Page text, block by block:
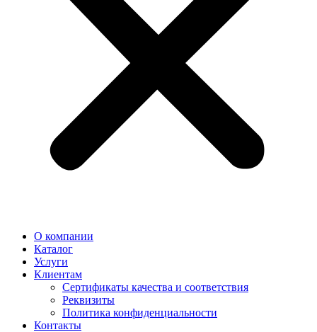
О компании
Каталог
Услуги
Клиентам
Сертификаты качества и соответствия
Реквизиты
Политика конфиден­циальности
Контакты